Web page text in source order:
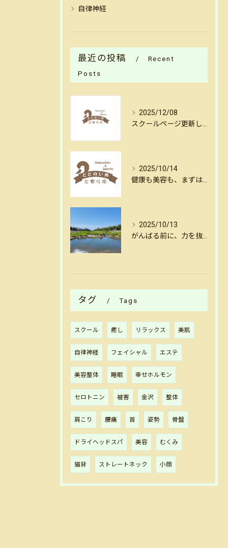
自律神経
最近の投稿
Recent
Posts
2025/12/08
2025/10/14
2025/10/13
がんばる前に、力を抜く。金沢犀川沿いの揺らし整体で心と体をリセット
タグ Tags
スクール 癒し リラックス 美肌
自律神経 フェイシャル エステ
美容整体 睡眠 幸せホルモン
セロトニン 被害 金沢 整体
肩こり 腰痛 首 姿勢 骨盤
ドライヘッドスパ 美容 むくみ
猫背 ストレートネック 小顔